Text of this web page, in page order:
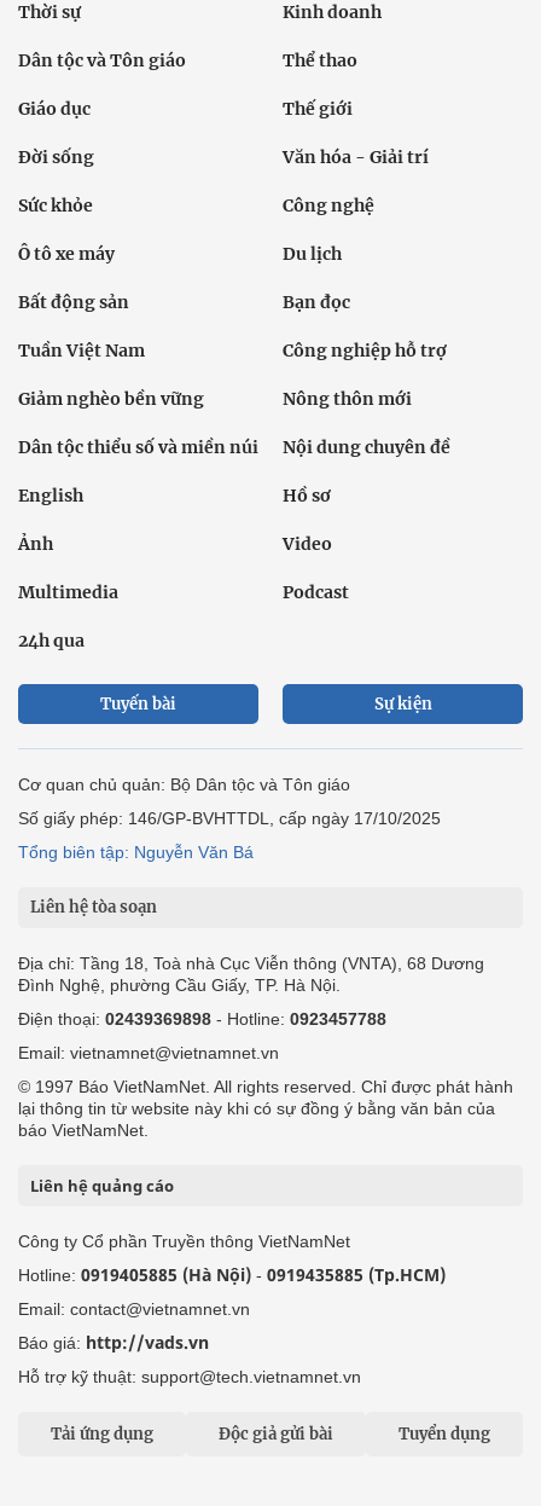
Thời sự Kinh doanh
Dân tộc và Tôn giáo Thể thao
Giáo dục Thế giới
Đời sống Văn hóa - Giải trí
Sức khỏe Công nghệ
Ô tô xe máy Du lịch
Bất động sản Bạn đọc
Tuần Việt Nam Công nghiệp hỗ trợ
Giảm nghèo bền vững Nông thôn mới
Dân tộc thiểu số và miền núi Nội dung chuyên đề
English Hồ sơ
Ảnh Video
Multimedia Podcast
24h qua
Tuyến bài Sự kiện
Cơ quan chủ quản: Bộ Dân tộc và Tôn giáo
Số giấy phép: 146/GP-BVHTTDL, cấp ngày 17/10/2025
Tổng biên tập: Nguyễn Văn Bá
Liên hệ tòa soạn
Địa chỉ: Tầng 18, Toà nhà Cục Viễn thông (VNTA), 68 Dương
Đình Nghệ, phường Cầu Giấy, TP. Hà Nội.
Điện thoại: 02439369898 - Hotline: 0923457788
Email: vietnamnet@vietnamnet.vn
© 1997 Báo VietNamNet. All rights reserved. Chỉ được phát hành
lại thông tin từ website này khi có sự đồng ý bằng văn bản của
báo VietNamNet.
Liên hệ quảng cáo
Công ty Cổ phần Truyền thông VietNamNet
Hotline: 0919405885 (Hà Nội) - 0919435885 (Tp.HCM)
Email: contact@vietnamnet.vn
Báo giá: http://vads.vn
Hỗ trợ kỹ thuật: support@tech.vietnamnet.vn
Tải ứng dụng Độc giả gửi bài Tuyển dụng